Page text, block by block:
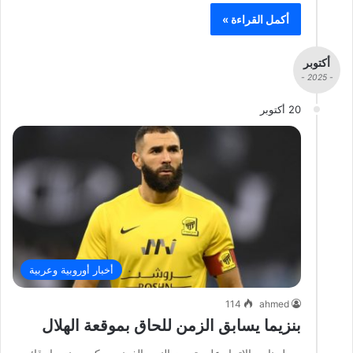
أكمل القراءة »
أكتوبر
- 2025 -
20 أكتوبر
أخبار أوروبية وعربية
ahmed
114
بنزيما يسابق الزمن للحاق بموقعة الهلال